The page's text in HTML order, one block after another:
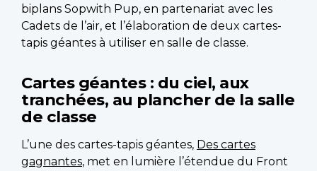
biplans Sopwith Pup, en partenariat avec les
Cadets de l’air, et l’élaboration de deux cartes-
tapis géantes à utiliser en salle de classe.
Cartes géantes : du ciel, aux
tranchées, au plancher de la salle
de classe
L’une des cartes-tapis géantes, Des cartes
gagnantes, met en lumière l’étendue du Front